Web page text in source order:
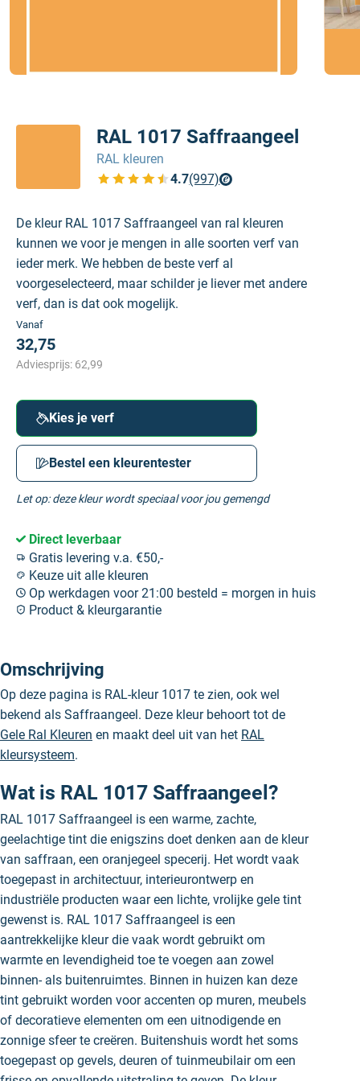
RAL 1017 Saffraangeel
RAL kleuren
4.7(997)
Bekijk de verfplaza beoordelingen
De kleur RAL 1017 Saffraangeel van ral kleuren
kunnen we voor je mengen in alle soorten verf van
ieder merk. We hebben de beste verf al
voorgeselecteerd, maar schilder je liever met andere
verf, dan is dat ook mogelijk.
Vanaf
32,75
Adviesprijs: 62,99
Kies je verf
Bestel een kleurentester
Let op: deze kleur wordt speciaal voor jou gemengd
Direct leverbaar
Gratis levering v.a. €50,-
Keuze uit alle kleuren
Op werkdagen voor 21:00 besteld = morgen in huis
Product & kleurgarantie
Omschrijving
Op deze pagina is RAL-kleur 1017 te zien, ook wel
bekend als Saffraangeel. Deze kleur behoort tot de
Gele Ral Kleuren en maakt deel uit van het RAL
kleursysteem.
Wat is RAL 1017 Saffraangeel?
RAL 1017 Saffraangeel is een warme, zachte,
geelachtige tint die enigszins doet denken aan de kleur
van saffraan, een oranjegeel specerij. Het wordt vaak
toegepast in architectuur, interieurontwerp en
industriële producten waar een lichte, vrolijke gele tint
gewenst is. RAL 1017 Saffraangeel is een
aantrekkelijke kleur die vaak wordt gebruikt om
warmte en levendigheid toe te voegen aan zowel
binnen- als buitenruimtes. Binnen in huizen kan deze
tint gebruikt worden voor accenten op muren, meubels
of decoratieve elementen om een uitnodigende en
zonnige sfeer te creëren. Buitenshuis wordt het soms
toegepast op gevels, deuren of tuinmeubilair om een